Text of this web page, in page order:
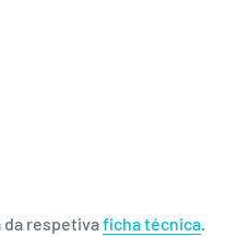
da respetivaficha técnica.